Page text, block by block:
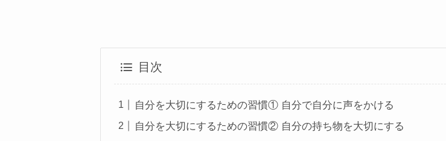
目次
自分を大切にするための習慣① 自分で自分に声をかける
自分を大切にするための習慣② 自分の持ち物を大切にする